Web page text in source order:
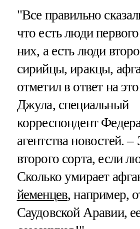
"Все правильно
что есть люди
них, а есть люди
сирийцы, иракцы,
отметил в ответ на
Джула, специальный
корреспондент
агентства новостей.
второго сорта, если
Сколько умирает
йеменцев, например,
Саудовской Аравии,